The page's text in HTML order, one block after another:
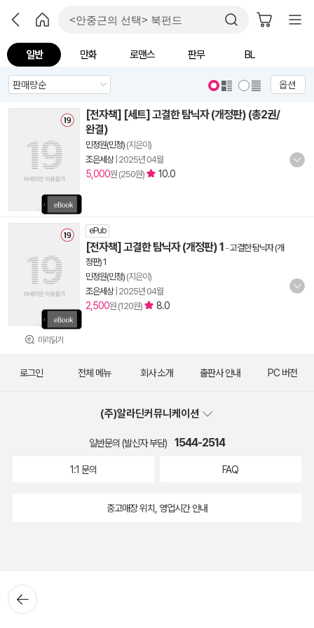
일반 만화 로맨스 판무 BL
옵션
[전자책] [세트] 고결한 탐닉자 (개정판) (총2권/
완결)
민정원(민정) (지은이)
조은세상| 2025년 04월
5,000원 (250원) 10.0
미리읽기
ePub
[전자책] 고결한 탐닉자 (개정판) 1 -고결한 탐닉자 (개
정판) 1
민정원(민정) (지은이)
조은세상| 2025년 04월
2,500원 (120원) 8.0
뒤로가
기
로그인 전체 메뉴 회사 소개 출판사 안내 PC 버전
(주)알라딘커뮤니케이션
일반문의 (발신자 부담) 1544-2514
1:1 문의 FAQ
중고매장 위치, 영업시간 안내